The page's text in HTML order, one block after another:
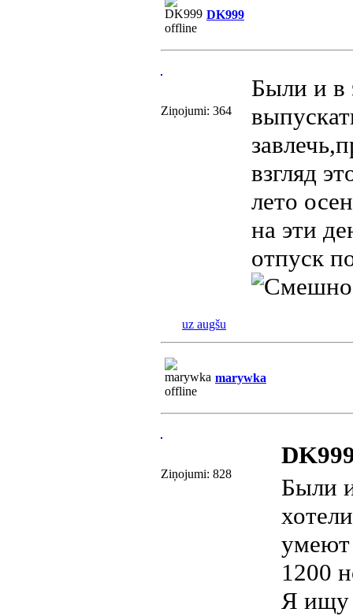
DK999
Ziņojumi: 364
Были и в
взгляд
лето
на эти
отпуск
uz augšu
marywka
Ziņojumi: 828
Были
умеют
1200
Я ищу